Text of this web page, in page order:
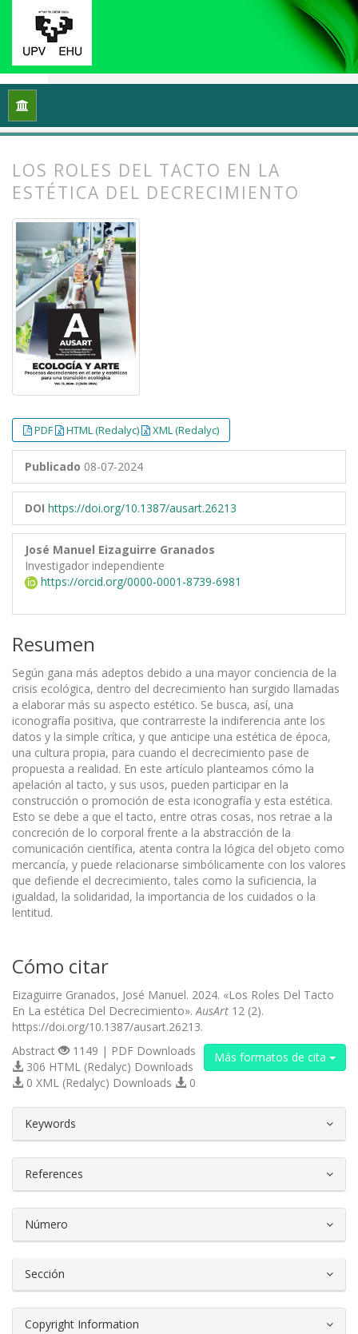
Inicio
LOS ROLES DEL TACTO EN LA
ESTÉTICA DEL DECRECIMIENTO
PDF HTML (Redalyc) XML (Redalyc)
Publicado 08-07-2024
DOI https://doi.org/10.1387/ausart.26213
José Manuel Eizaguirre Granados
Investigador independiente
https://orcid.org/0000-0001-8739-6981
Resumen
Según gana más adeptos debido a una mayor conciencia de la
crisis ecológica, dentro del decrecimiento han surgido llamadas
a elaborar más su aspecto estético. Se busca, así, una
iconografía positiva, que contrarreste la indiferencia ante los
datos y la simple crítica, y que anticipe una estética de época,
una cultura propia, para cuando el decrecimiento pase de
propuesta a realidad. En este artículo planteamos cómo la
apelación al tacto, y sus usos, pueden participar en la
construcción o promoción de esta iconografía y esta estética.
Esto se debe a que el tacto, entre otras cosas, nos retrae a la
concreción de lo corporal frente a la abstracción de la
comunicación científica, atenta contra la lógica del objeto como
mercancía, y puede relacionarse simbólicamente con los valores
que defiende el decrecimiento, tales como la suficiencia, la
igualdad, la solidaridad, la importancia de los cuidados o la
lentitud.
Cómo citar
Eizaguirre Granados, José Manuel. 2024. «Los Roles Del Tacto
En La estética Del Decrecimiento».AusArt 12 (2).
https://doi.org/10.1387/ausart.26213.
Más formatos de cita
Abstract
1149 | PDF Downloads
306 HTML (Redalyc) Downloads
0 XML (Redalyc) Downloads
0
Keywords
References
Número
Sección
Copyright Information